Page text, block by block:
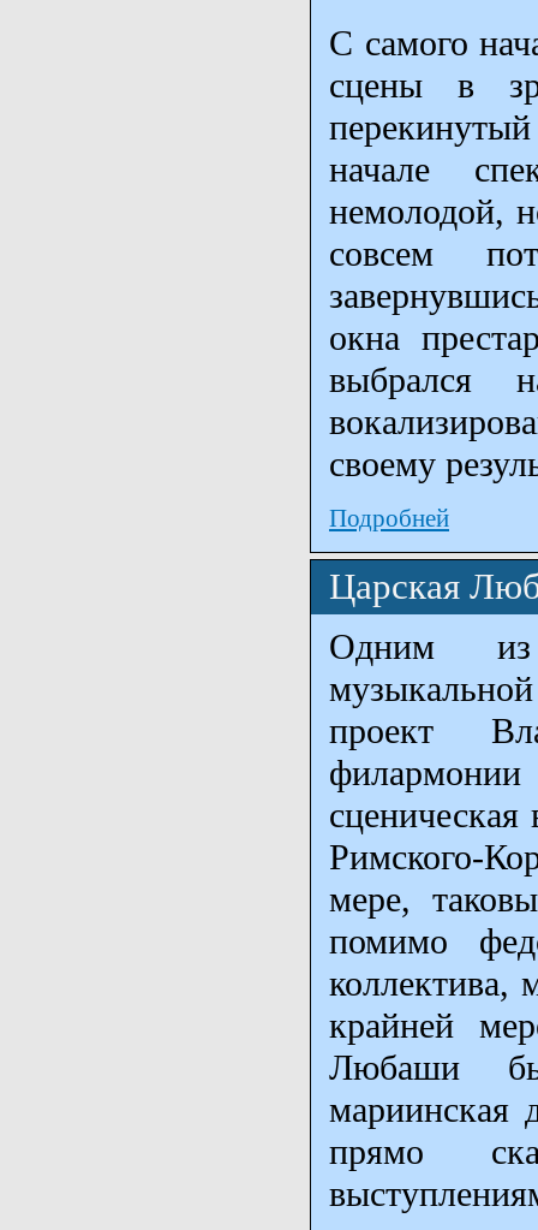
С самого
сцены в
начале
немолодой,
совсем
окна
выбрался
своему
Подробней
Царская
Одним из
проект
филармонии
Римского-
мере,
помимо
коллектива,
крайней
Любаши
мариинская
прямо